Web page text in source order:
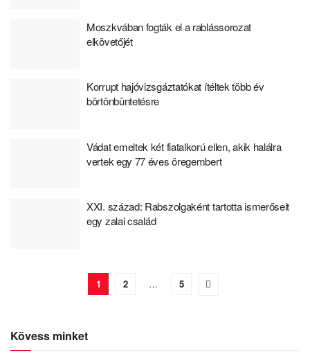
Moszkvában fogták el a rablássorozat
elkövetőjét
Korrupt hajóvizsgáztatókat ítéltek több év
börtönbüntetésre
Vádat emeltek két fiatalkorú ellen, akik halálra
vertek egy 77 éves öregembert
XXI. század: Rabszolgaként tartotta ismerőseit
egy zalai család
1 2 … 5
Kövess minket